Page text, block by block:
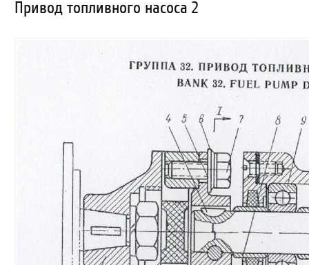
Привод топливного насоса 2